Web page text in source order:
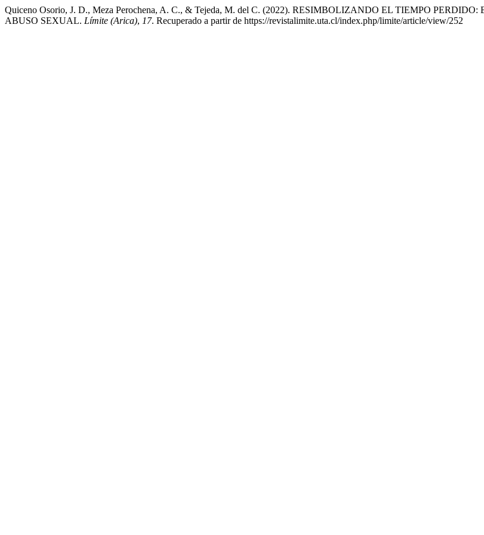
Quiceno Osorio, J. D., Meza Perochena, A. C., & Tejeda, M. del C. (2022). RESIMBOLIZANDO EL TIEMPO
ABUSO SEXUAL. Límite (Arica), 17. Recuperado a partir de https://revistalimite.uta.cl/index.php/limite/article/view/252